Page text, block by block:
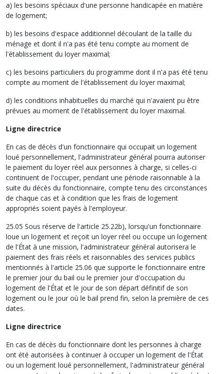
a) les besoins spéciaux d'une personne handicapée en matière
de logement;
b) les besoins d'espace additionnel découlant de la taille du
ménage et dont il n'a pas été tenu compte au moment de
l'établissement du loyer maximal;
c) les besoins particuliers du programme dont il n'a pas été tenu
compte au moment de l'établissement du loyer maximal;
d) les conditions inhabituelles du marché qui n'avaient pu être
prévues au moment de l'établissement du loyer maximal.
Ligne directrice
En cas de décès d'un fonctionnaire qui occupait un logement
loué personnellement, l'administrateur général pourra autoriser
le paiement du loyer réel aux personnes à charge, si celles-ci
continuent de l'occuper, pendant une période raisonnable à la
suite du décès du fonctionnaire, compte tenu des circonstances
de chaque cas et à condition que les frais de logement
appropriés soient payés à l'employeur.
25.05 Sous réserve de l'article 25.22b), lorsqu'un fonctionnaire
loue un logement et reçoit un loyer réel ou occupe un logement
de l'État à une mission, l'administrateur général autorisera le
paiement des frais réels et raisonnables des services publics
mentionnés à l'article 25.06 que supporte le fonctionnaire entre
le premier jour du bail ou le premier jour d'occupation du
logement de l'État et le jour de son départ définitif de son
logement ou le jour où le bail prend fin, selon la première de ces
dates.
Ligne directrice
En cas de décès du fonctionnaire dont les personnes à charge
ont été autorisées à continuer à occuper un logement de l'État
ou un logement loué personnellement, l'administrateur général